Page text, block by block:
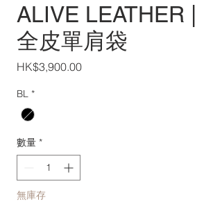
ALIVE LEATHER |
全皮單肩袋
HK$3,900.00價
BL *
數量 *
無庫存